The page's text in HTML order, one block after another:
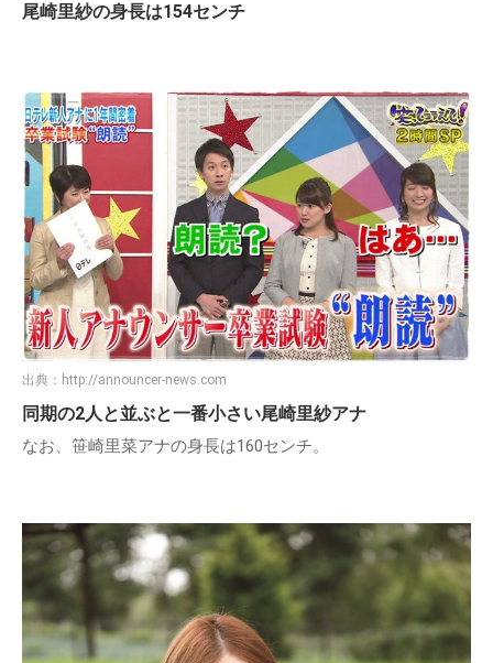
尾崎里紗の身長は154センチ
出典： http://announcer-news.com
同期の2人と並ぶと一番小さい尾崎里紗アナ
なお、笹崎里菜アナの身長は160センチ。